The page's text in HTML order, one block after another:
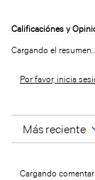
Cargando el resumen…
Por favor, inicia
Más reciente
Cargando